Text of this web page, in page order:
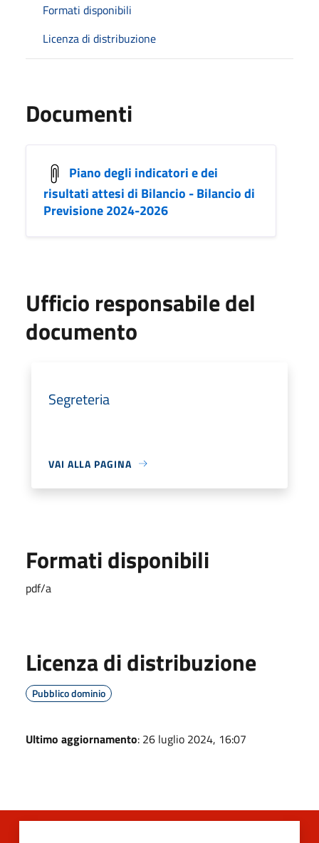
Formati disponibili
Licenza di distribuzione
Documenti
Piano degli indicatori e dei
risultati attesi di Bilancio - Bilancio di
Previsione 2024-2026
Ufficio responsabile del
documento
Segreteria
VAI ALLA PAGINA
Formati disponibili
pdf/a
Licenza di distribuzione
Pubblico dominio
Ultimo aggiornamento: 26 luglio 2024, 16:07